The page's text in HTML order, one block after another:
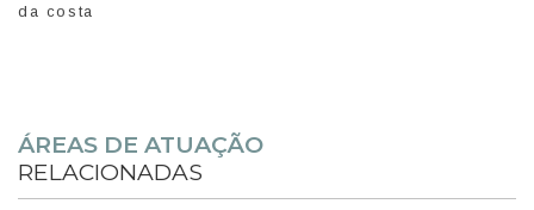
da costa
ÁREAS DE ATUAÇÃO
RELACIONADAS